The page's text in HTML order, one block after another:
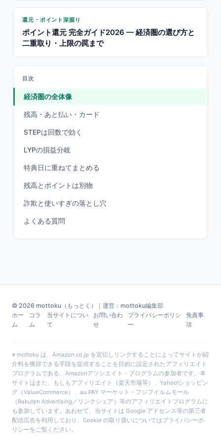
還元・ポイント深掘り
ポイント還元 完全ガイド2026 — 経済圏の選び方と
二重取り・上限の罠まで
目次
経済圏の全体像
残高・あと払い・カード
STEPは回数で効く
LYPの損益分岐
特典日に重ねてまとめる
残高とポイントは別物
詐欺と使いすぎの落とし穴
よくある質問
© 2026 mottoku（もっとく）｜運営：mottoku編集部
ホー
ム
コラ
ム
当サイトについ
て
お問い合わ
せ
プライバシーポリシ
ー
免責事
項
※ mottoku は、Amazon.co.jp を宣伝しリンクすることによってサイトが紹
介料を獲得できる手段を提供することを目的に設定されたアフィリエイト
プログラムである、Amazonアソシエイト・プログラムの参加者です。本
サイトはまた、もしもアフィリエイト（楽天市場等）、Yahoo!ショッピン
グ（ValueCommerce）、au PAY マーケット・フジフイルムモール
（Rakuten Advertising／リンクシェア）等のアフィリエイトプログラムに
も参加しています。あわせて、当サイトは Google アドセンス等の第三者
配信広告を利用しており、Cookie の取り扱いについてはプライバシーポ
リシーをご覧ください。